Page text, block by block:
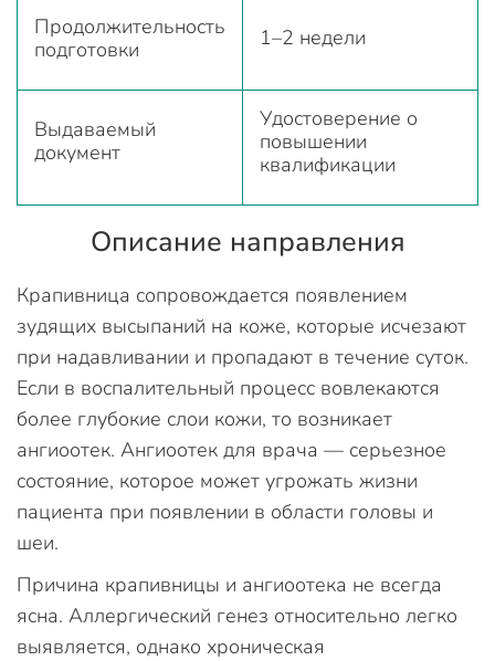
Продолжительность
подготовки
1–2 недели
Выдаваемый
документ
Удостоверение о
повышении
квалификации
Описание направления
Крапивница сопровождается появлением
зудящих высыпаний на коже, которые исчезают
при надавливании и пропадают в течение суток.
Если в воспалительный процесс вовлекаются
более глубокие слои кожи, то возникает
ангиоотек. Ангиоотек для врача — серьезное
состояние, которое может угрожать жизни
пациента при появлении в области головы и
шеи.
Причина крапивницы и ангиоотека не всегда
ясна. Аллергический генез относительно легко
выявляется, однако хроническая